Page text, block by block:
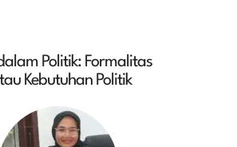
Politik: Formalitas
Kebutuhan Politik